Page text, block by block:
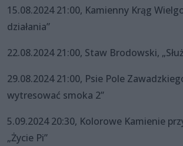
15.08.2024 21:00, Kamienny Krąg
działania”
22.08.2024 21:00, Staw Brodowski,
29.08.2024 21:00, Psie Pole
wytresować smoka 2”
5.09.2024 20:30, Kolorowe Kamienie
„Życie Pi”